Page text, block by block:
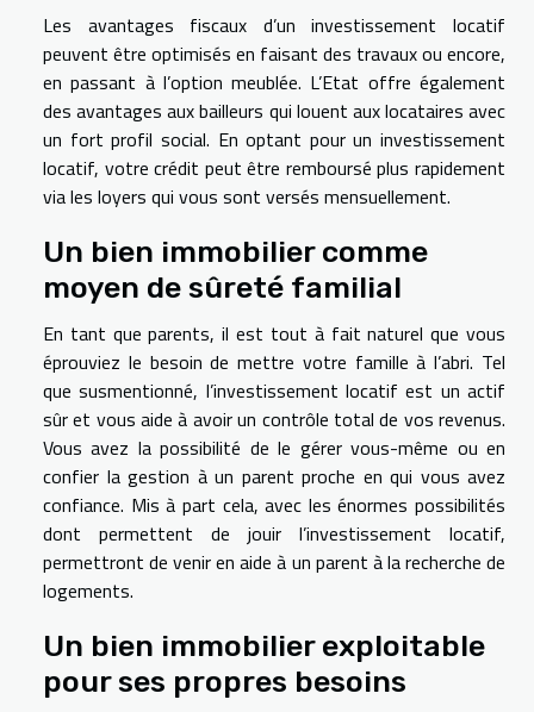
Les avantages fiscaux d’un investissement locatif
peuvent être optimisés en faisant des travaux ou encore,
en passant à l’option meublée. L’Etat offre également
des avantages aux bailleurs qui louent aux locataires avec
un fort profil social. En optant pour un investissement
locatif, votre crédit peut être remboursé plus rapidement
via les loyers qui vous sont versés mensuellement.
Un bien immobilier comme
moyen de sûreté familial
En tant que parents, il est tout à fait naturel que vous
éprouviez le besoin de mettre votre famille à l’abri. Tel
que susmentionné, l’investissement locatif est un actif
sûr et vous aide à avoir un contrôle total de vos revenus.
Vous avez la possibilité de le gérer vous-même ou en
confier la gestion à un parent proche en qui vous avez
confiance. Mis à part cela, avec les énormes possibilités
dont permettent de jouir l’investissement locatif,
permettront de venir en aide à un parent à la recherche de
logements.
Un bien immobilier exploitable
pour ses propres besoins